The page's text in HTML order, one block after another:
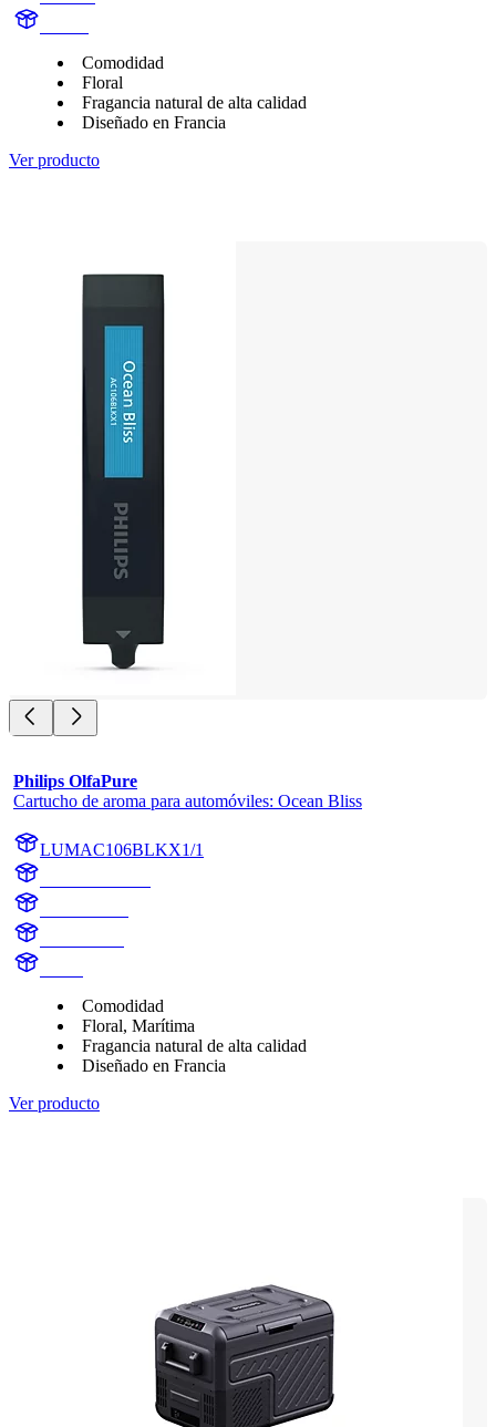
Comodidad
Floral
Fragancia natural de alta calidad
Diseñado en Francia
Ver producto
Philips OlfaPure
Cartucho de aroma para automóviles: Ocean Bliss
LUMAC106BLKX1/1
Comodidad
Floral, Marítima
Fragancia natural de alta calidad
Diseñado en Francia
Ver producto